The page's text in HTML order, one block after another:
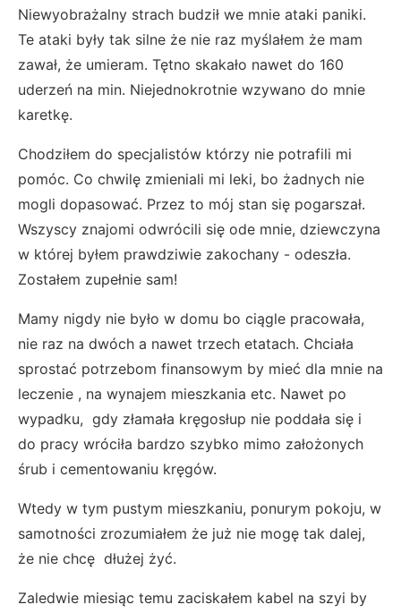
Niewyobrażalny strach budził we mnie ataki paniki.
Te ataki były tak silne że nie raz myślałem że mam
zawał, że umieram. Tętno skakało nawet do 160
uderzeń na min. Niejednokrotnie wzywano do mnie
karetkę.
Chodziłem do specjalistów którzy nie potrafili mi
pomóc. Co chwilę zmieniali mi leki, bo żadnych nie
mogli dopasować. Przez to mój stan się pogarszał.
Wszyscy znajomi odwrócili się ode mnie, dziewczyna
w której byłem prawdziwie zakochany - odeszła.
Zostałem zupełnie sam!
Mamy nigdy nie było w domu bo ciągle pracowała,
nie raz na dwóch a nawet trzech etatach. Chciała
sprostać potrzebom finansowym by mieć dla mnie na
leczenie , na wynajem mieszkania etc. Nawet po
wypadku, gdy złamała kręgosłup nie poddała się i
do pracy wróciła bardzo szybko mimo założonych
śrub i cementowaniu kręgów.
Wtedy w tym pustym mieszkaniu, ponurym pokoju, w
samotności zrozumiałem że już nie mogę tak dalej,
że nie chcę dłużej żyć.
Zaledwie miesiąc temu zaciskałem kabel na szyi by